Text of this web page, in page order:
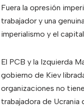
Fuera la opresión
trabajador y una
imperialismo y el
El PCB y la Izquierda
gobierno de Kiev
organizaciones no
trabajadora de